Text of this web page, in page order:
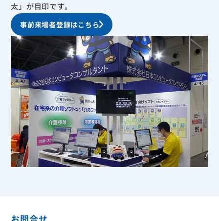
太」が目印です。
事前来場者登録はこちら